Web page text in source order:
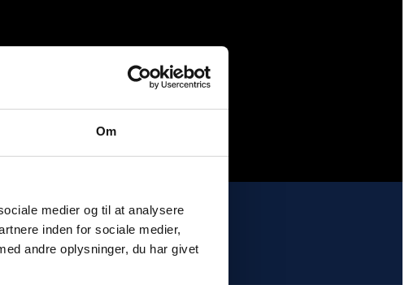
Om
medier og til at analysere
inden for sociale medier,
andre oplysninger, du har givet